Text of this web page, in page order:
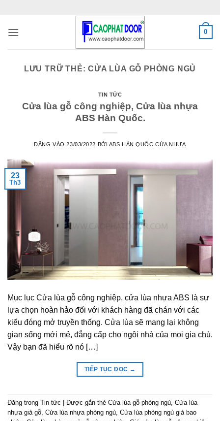
nội
0
LƯU TRỮ THẺ:CỬA LÙA GỖ PHÒNG NGỦ
TIN TỨC
Cửa lùa gỗ công nghiệp, Cửa lùa nhựa
ABS Hàn Quốc.
ĐĂNG VÀO23/03/2022 BỞI ABS HÀN QUỐC CỬA NHỰA
23
Th3
Mục lục Cửa lùa gỗ công nghiệp, cửa lùa nhựa ABS là sự
lựa chọn hoàn hảo đối với khách hàng đã chán với các
kiểu đóng mở truyền thống. Cửa lùa sẽ mang lại không
gian sống mới mẻ, đẳng cấp cho ngôi nhà của mọi gia chủ.
Vậy bạn đã hiểu rõ nó […]
TIẾP TỤC ĐỌC →
Đăng trong Tin tức Được gắn thẻ Cửa lùa gỗ phòng ngủ, Cửa lùa
nhựa giả gỗ, Cửa lùa nhựa phòng ngủ, Cửa lùa phòng ngủ giá bao